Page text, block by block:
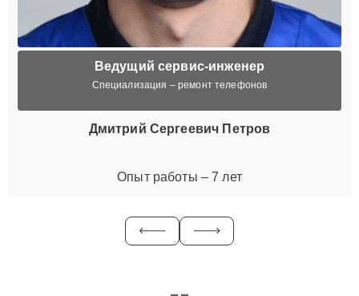
Ведущий сервис-инженер
Специализация – ремонт телефонов
Дмитрий Сергеевич Петров
Опыт работы – 7 лет